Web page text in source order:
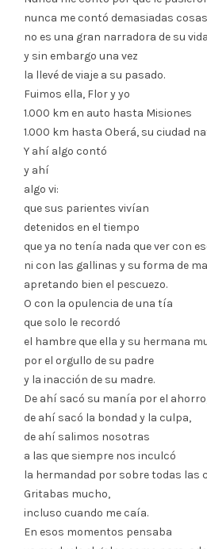
nunca me contó demasiadas
no es una gran narradora de su
y sin embargo una vez
la llevé de viaje a su pasado.
Fuimos ella, Flor y yo
1.000 km en auto hasta Misiones
1.000 km hasta Oberá, su ciudad
Y ahí algo contó
y ahí
algo vi:
que sus parientes vivían
detenidos en el tiempo
que ya no tenía nada que ver con
ni con las gallinas y su forma de
apretando bien el pescuezo.
O con la opulencia de una tía
que solo le recordó
el hambre que ella y su hermana
por el orgullo de su padre
y la inacción de su madre.
De ahí sacó su manía por el
de ahí sacó la bondad y la culpa,
de ahí salimos nosotras
a las que siempre nos inculcó
la hermandad por sobre todas las
Gritabas mucho,
incluso cuando me caía.
En esos momentos pensaba